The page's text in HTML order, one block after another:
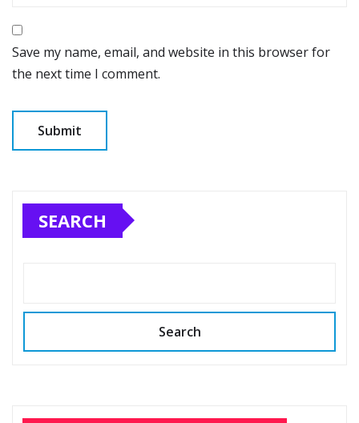
Save my name, email, and website in this browser for
the next time I comment.
SEARCH
Search